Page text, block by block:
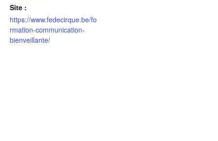
Site :
https://www.fedecirque.be/fo
rmation-communication-
bienveillante/